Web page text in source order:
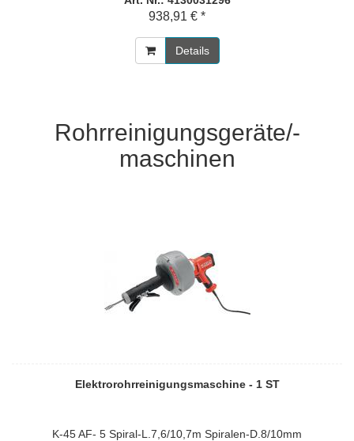
938,91 € *
Details
Rohrreinigungsgeräte/-
maschinen
Elektrorohrreinigungsmaschine - 1 ST
K-45 AF- 5 Spiral-L.7,6/10,7m Spiralen-D.8/10mm